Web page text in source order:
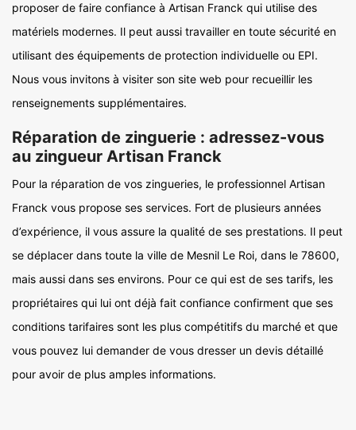
proposer de faire confiance à Artisan Franck qui utilise des
matériels modernes. Il peut aussi travailler en toute sécurité en
utilisant des équipements de protection individuelle ou EPI.
Nous vous invitons à visiter son site web pour recueillir les
renseignements supplémentaires.
Réparation de zinguerie : adressez-vous
au zingueur Artisan Franck
Pour la réparation de vos zingueries, le professionnel Artisan
Franck vous propose ses services. Fort de plusieurs années
d’expérience, il vous assure la qualité de ses prestations. Il peut
se déplacer dans toute la ville de Mesnil Le Roi, dans le 78600,
mais aussi dans ses environs. Pour ce qui est de ses tarifs, les
propriétaires qui lui ont déjà fait confiance confirment que ses
conditions tarifaires sont les plus compétitifs du marché et que
vous pouvez lui demander de vous dresser un devis détaillé
pour avoir de plus amples informations.